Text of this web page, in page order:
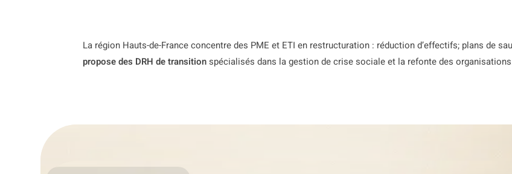
La région Hauts-de-France concentre des PME et ETI en restructuration : réduction d’effectifs; plans de
propose des DRH de transition spécialisés dans la gestion de crise sociale et la refonte des